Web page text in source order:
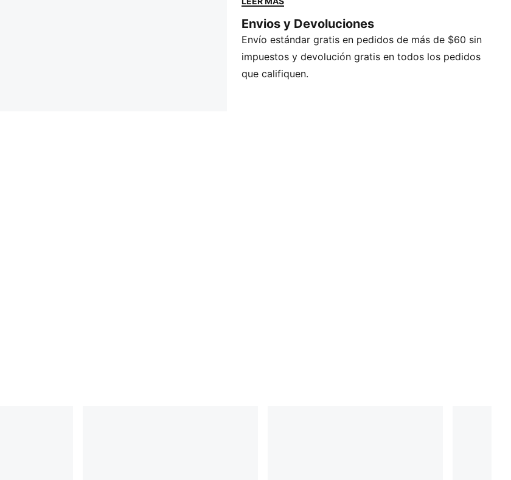
Producto fabricado con al menos un 50 % de
materiales reciclados
DETALLES
Ajuste regular
Envios y Devoluciones
Envío estándar gratis en pedidos de más de $60 sin
impuestos y devolución gratis en todos los pedidos
que califiquen.